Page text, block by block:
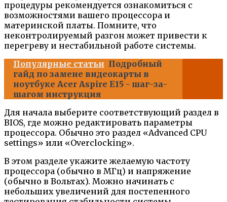
процедуры рекомендуется ознакомиться с
возможностями вашего процессора и
материнской платы. Помните, что
неконтролируемый разгон может привести к
перегреву и нестабильной работе системы.
Популярные статьи Подробный
гайд по замене видеокарты в
ноутбуке Acer Aspire E15 - шаг-за-
шагом инструкция
Для начала выберите соответствующий раздел в
BIOS, где можно редактировать параметры
процессора. Обычно это раздел «Advanced CPU
settings» или «Overclocking».
В этом разделе укажите желаемую частоту
процессора (обычно в МГц) и напряжение
(обычно в Вольтах). Можно начинать с
небольших увеличений для постепенного